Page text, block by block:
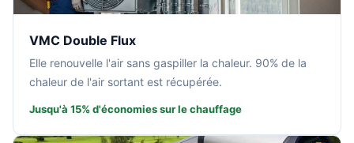
VMC Double Flux
Elle renouvelle l'air sans gaspiller la chaleur. 90% de la
chaleur de l'air sortant est récupérée.
Jusqu'à 15% d'économies sur le chauffage